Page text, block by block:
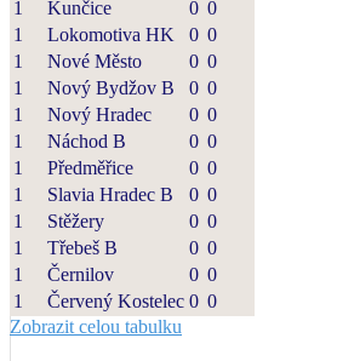
1
Kunčice 0 0
1
Lokomotiva HK 0 0
1
Nové Město 0 0
1
Nový Bydžov B 0 0
1
Nový Hradec 0 0
1
Náchod B 0 0
1
Předměřice 0 0
1
Slavia Hradec B 0 0
1
Stěžery 0 0
1
Třebeš B 0 0
1
Černilov 0 0
1
Červený Kostelec 0 0
Zobrazit celou tabulku